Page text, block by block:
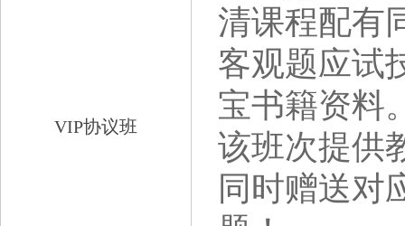
VIP协议班
清课程配有
客观题应试
宝书籍资料
该班次提供
同时赠送对